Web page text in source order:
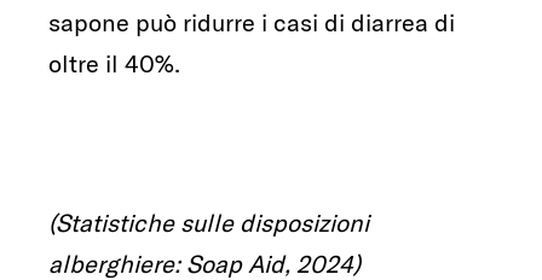
sapone può ridurre i casi di diarrea di
oltre il 40%.
(Statistiche sulle disposizioni
alberghiere: Soap Aid, 2024)